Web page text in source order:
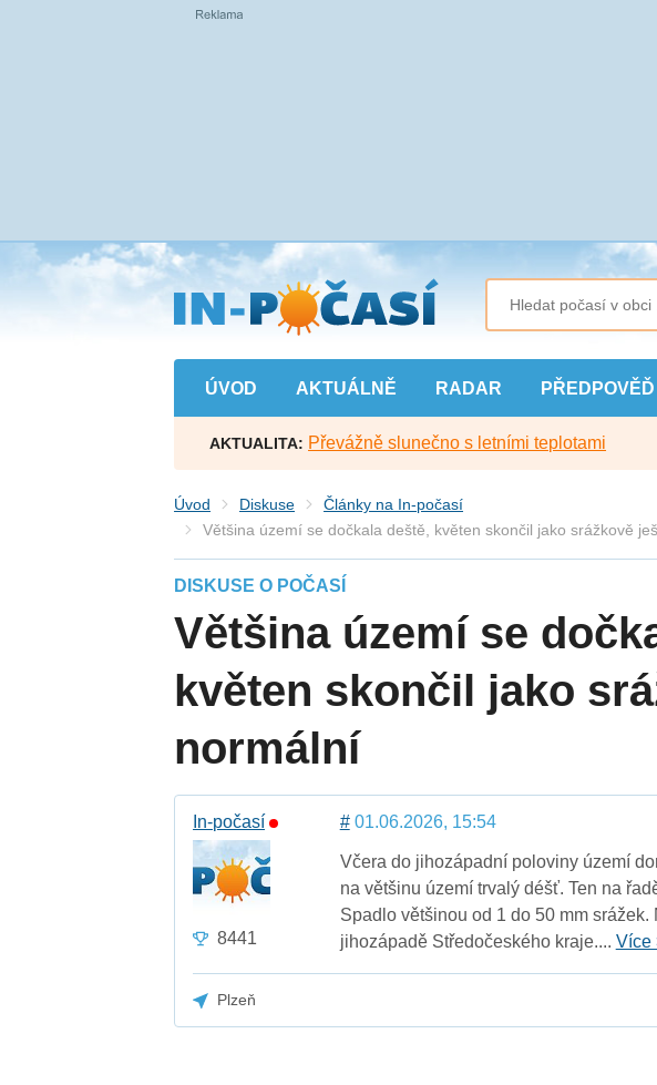
Přejít
na
hlavní
obsah
ÚVOD AKTUÁLNĚ RADAR PŘEDPOVĚĎ
AKTUALITA: Převážně slunečno s letními teplotami
Úvod Diskuse
Články na In-počasí
Většina území se dočkala deště, květen skončil jako srážkově
DISKUSE O POČASÍ
Většina území se
květen skončil jako
normální
In-počasí
8441
#01.06.2026, 15:54
Včera do jihozápadní poloviny území
na většinu území trvalý déšť. Ten na
Spadlo většinou od 1 do 50 mm
jihozápadě Středočeského kraje.... Více
Plzeň